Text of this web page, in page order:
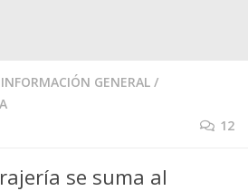
INFORMACIÓN GENERAL /
12
se suma al